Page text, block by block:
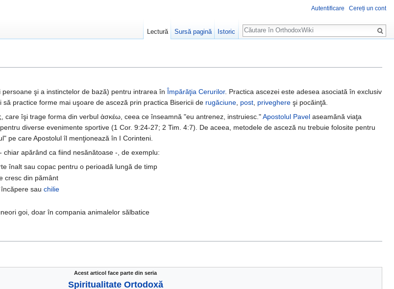
persoane şi a instinctelor de bază) pentru intrarea în Împărăţia Cerurilor. Practica ascezei este adesea asociată în exclusiv
să practice forme mai uşoare de asceză prin practica Bisericii de rugăciune post priveghere şi pocăinţă.
care îşi trage forma din verbul ἀσκέω, ceea ce înseamnă "eu antrenez, instruiesc."Apostolul Pavel aseamănă viaţa
diverse evenimente sportive (1 Cor. 9:24-27; 2 Tim. 4:7). De aceea, metodele de asceză nu trebuie folosite pentru
pe care Apostolul îl menţionează în I Corinteni.
apărând ca fiind nesănătoase -, de exemplu:
înalt sau copac pentru o perioadă lungă de timp
cresc din pământ
încăpere sauchilie
goi, doar în compania animalelor sălbatice
Acest articol face parte din seria
Spiritualitate Ortodoxă
Autentificare Cereți un cont
Lectură Sursă pagină Istoric
Căutare